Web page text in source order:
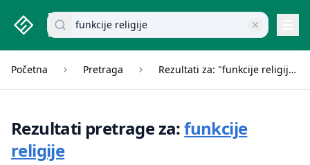
studenti.rs home page
Pretraži dokumente
Početna Pretraga Rezultati za: "funkcije religije"
Rezultati pretrage za:funkcije
religije